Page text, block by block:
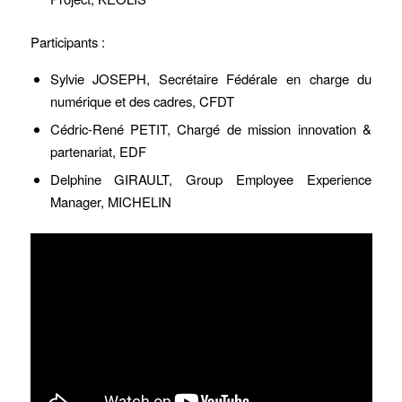
Participants :
Sylvie JOSEPH, Secrétaire Fédérale en charge du
numérique et des cadres, CFDT
Cédric-René PETIT, Chargé de mission innovation &
partenariat, EDF
Delphine GIRAULT, Group Employee Experience
Manager, MICHELIN